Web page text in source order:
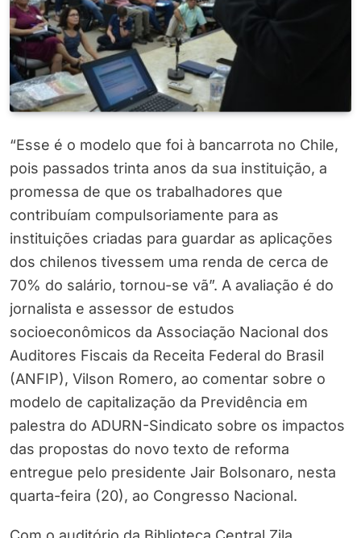
“Esse é o modelo que foi à bancarrota no Chile,
pois passados trinta anos da sua instituição, a
promessa de que os trabalhadores que
contribuíam compulsoriamente para as
instituições criadas para guardar as aplicações
dos chilenos tivessem uma renda de cerca de
70% do salário, tornou-se vã”. A avaliação é do
jornalista e assessor de estudos
socioeconômicos da Associação Nacional dos
Auditores Fiscais da Receita Federal do Brasil
(ANFIP), Vilson Romero, ao comentar sobre o
modelo de capitalização da Previdência em
palestra do ADURN-Sindicato sobre os impactos
das propostas do novo texto de reforma
entregue pelo presidente Jair Bolsonaro, nesta
quarta-feira (20), ao Congresso Nacional.